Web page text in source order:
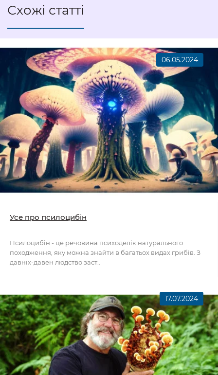
Схожі статті
06.05.2024
Усе про псилоцибін
Псилоцибін - це речовина психоделік натурального
походження, яку можна знайти в багатьох видах грибів. З
давніх-давен людство заст..
17.07.2024